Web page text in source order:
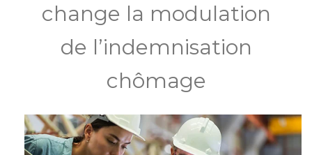
change la modulation
de l’indemnisation
chômage